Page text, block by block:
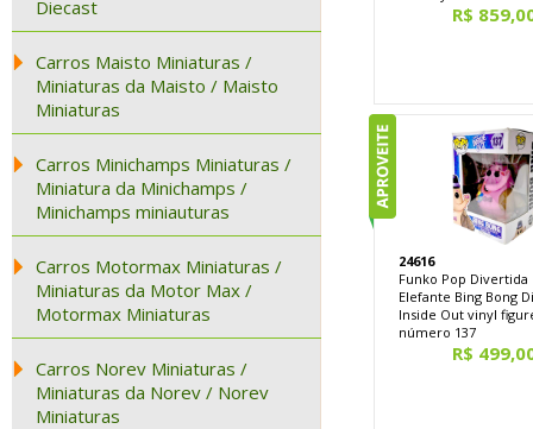
Diecast
Carros Maisto Miniaturas /
Miniaturas da Maisto / Maisto
Miniaturas
Carros Minichamps Miniaturas /
Miniatura da Minichamps /
Minichamps miniauturas
Carros Motormax Miniaturas /
Miniaturas da Motor Max /
Motormax Miniaturas
Carros Norev Miniaturas /
Miniaturas da Norev / Norev
Miniaturas
R$
24616
Funko Pop
Elefante Bing Bong
Inside Out vinyl
número 137
R$